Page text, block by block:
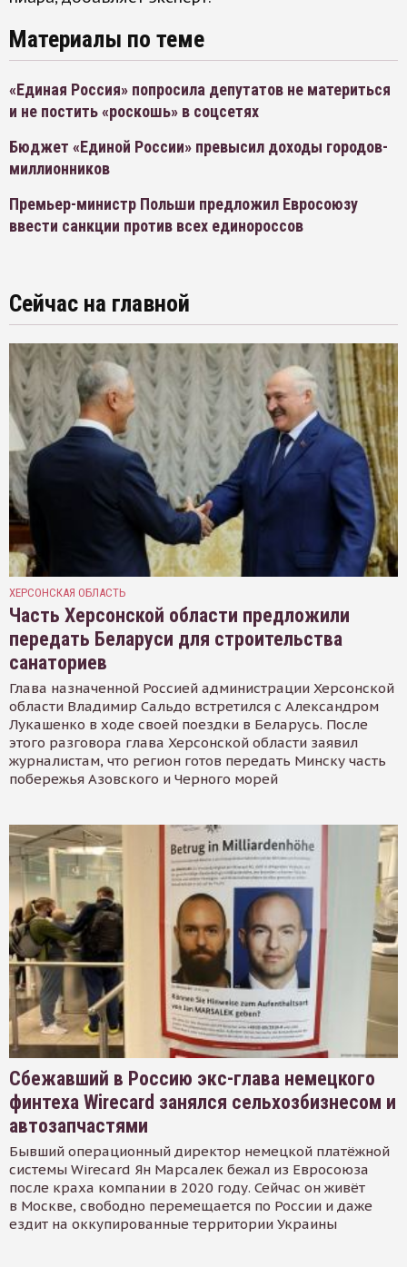
Материалы по теме
«Единая Россия» попросила депутатов не материться
и не постить «роскошь» в соцсетях
Бюджет «Единой России» превысил доходы городов-
миллионников
Премьер-министр Польши предложил Евросоюзу
ввести санкции против всех единороссов
Сейчас на главной
ХЕРСОНСКАЯ ОБЛАСТЬ
Часть Херсонской области предложили
передать Беларуси для строительства
санаториев
Глава назначенной Россией администрации Херсонской
области Владимир Сальдо встретился с Александром
Лукашенко в ходе своей поездки в Беларусь. После
этого разговора глава Херсонской области заявил
журналистам, что регион готов передать Минску часть
побережья Азовского и Черного морей
Сбежавший в Россию экс-глава немецкого
финтеха Wirecard занялся сельхозбизнесом и
автозапчастями
Бывший операционный директор немецкой платёжной
системы Wirecard Ян Марсалек бежал из Евросоюза
после краха компании в 2020 году. Сейчас он живёт
в Москве, свободно перемещается по России и даже
ездит на оккупированные территории Украины